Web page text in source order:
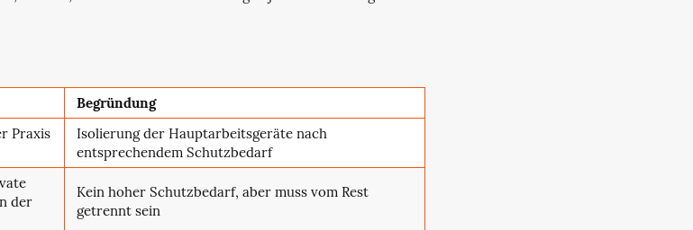
Begründung
Praxis
Isolierung der Hauptarbeitsgeräte nach
entsprechendem Schutzbedarf
der
Kein hoher Schutzbedarf, aber muss vom Rest
getrennt sein